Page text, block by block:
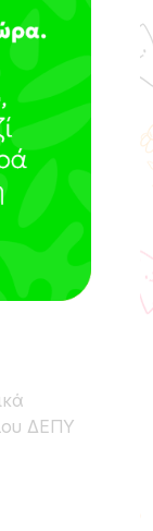
ΔΕΠΥ